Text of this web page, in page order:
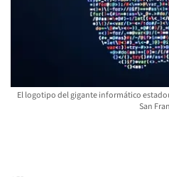
El logotipo del gigante informático
San